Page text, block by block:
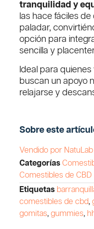
tranquilidad y
las hace fáciles
paladar,
opción para
sencilla y
Ideal para
buscan un apoyo
relajarse y
Sobre este
Vendido por NatuLab
Categorías
Comestibles de CBD
Etiquetas
comestibles de cbd,
gomitas,gummies,